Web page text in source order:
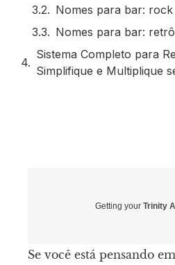
Nomes para bar: rock
Nomes para bar:
Sistema Completo para
Simplifique e Multiplique
Getting your Trinity
Se você está pensando